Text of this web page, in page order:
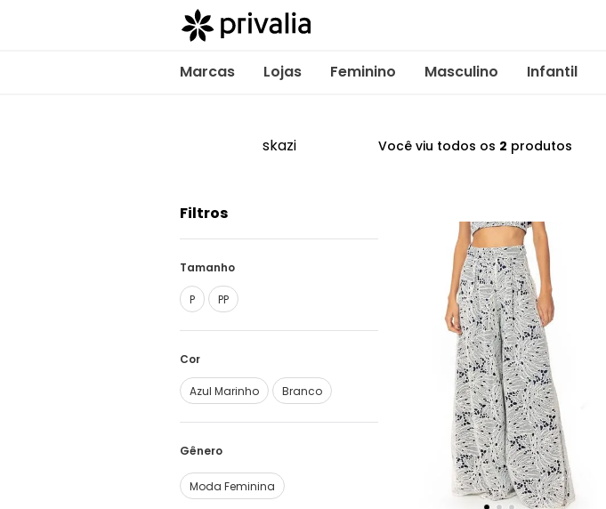
Marcas Lojas Feminino Masculino Infantil
skazi Você viu todos os 2 produtos
Filtros
Tamanho
P PP
Cor
Azul Marinho Branco
Moda Feminina